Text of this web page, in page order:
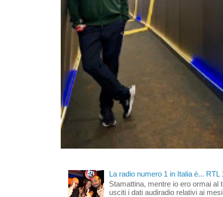
La radio numero 1 in Italia è... RTL
Stamattina, mentre io ero ormai al
usciti i dati audiradio relativi ai